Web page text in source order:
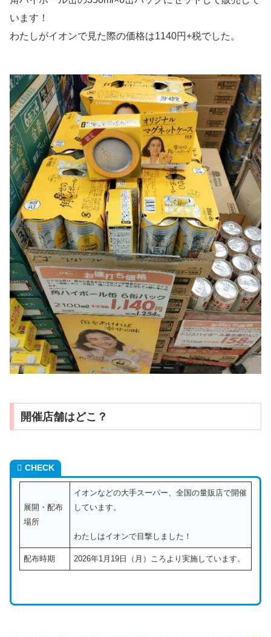
います！
わたしがイオンで見た際の価格は1140円+税でした。
開催店舗はどこ？
CHECK
展開・配布
場所
イオンなどの大手スーパー、全国の量販店で開催
しています。
わたしはイオンで目撃しました！
配布時期 2026年1月19日（月）ころより実施しています。